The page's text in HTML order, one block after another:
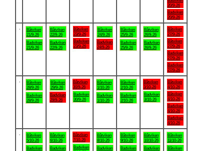
20/9-26
Badviken
20/9-26
Båtviken
21/9-26
Badviken
21/9-26
Båtviken
22/9-26
Badviken
22/9-26
Båtviken
23/9-26
Badviken
23/9-26
Båtviken
24/9-26
Badviken
24/9-26
Båtviken
25/9-26
Badviken
25/9-26
Båtviken
26/9-26
Badviken
26/9-26
Båtviken
27/9-26
Båtviken
27/9-26
Badviken
27/9-26
Badviken
27/9-26
Båtviken
28/9-26
Badviken
28/9-26
Båtviken
29/9-26
Badviken
29/9-26
Båtviken
30/9-26
Badviken
30/9-26
Båtviken
1/10-26
Badviken
1/10-26
Båtviken
2/10-26
Badviken
2/10-26
Båtviken
3/10-26
Badviken
3/10-26
Båtviken
4/10-26
Båtviken
4/10-26
Badviken
4/10-26
Badviken
4/10-26
Båtviken
5/10-26
Badviken
Båtviken
6/10-26
Badviken
Båtviken
7/10-26
Badviken
Båtviken
8/10-26
Badviken
Båtviken
9/10-26
Badviken
Båtviken
10/10-26
Badviken
Båtviken
11/10-26
Båtviken